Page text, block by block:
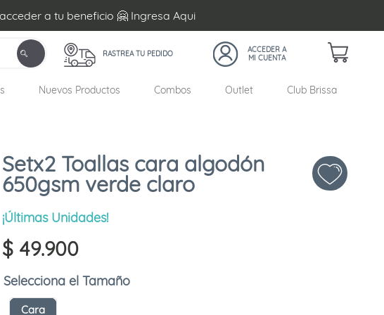
a tu beneficio 🤗 Ingresa Aqui
RASTREA TU PEDIDO
Nuevos Productos Combos Outlet Club Brissa
Setx2 Toallas cara algodón
650gsm verde claro
¡Últimas Unidades!
$ 49.900
Tamaño
Cara